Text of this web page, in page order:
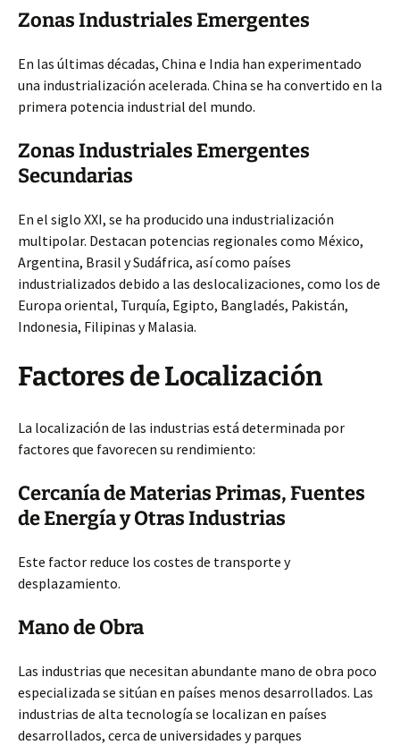
Zonas IndustrialesEmergentes
En las últimas décadas, China e India han experimentado
una industrialización acelerada. China se ha convertido en la
primera potencia industrial del mundo.
Zonas Industriales Emergentes
Secundarias
En el siglo XXI, se ha producido una industrialización
multipolar. Destacan potencias regionales como México,
Argentina, Brasil y Sudáfrica, así como países
industrializados debido a las deslocalizaciones, como los de
Europa oriental, Turquía, Egipto, Bangladés, Pakistán,
Indonesia, Filipinas y Malasia.
Factores de Localización
La localización de las industrias está determinada por
factores que favorecen su rendimiento:
Cercanía de Materias Primas, Fuentes
de Energía y Otras Industrias
Este factor reduce los costes de transporte y
desplazamiento.
Mano de Obra
Las industrias que necesitan abundante mano de obra poco
especializada se sitúan en países menos desarrollados. Las
industrias de alta tecnología se localizan en países
desarrollados, cerca de universidades y parques